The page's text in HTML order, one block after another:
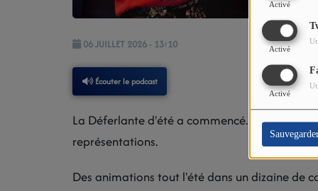
Activé
Activé
Activé
06 JUILLET 2026 - 13:10
Écouter le podcast
La Déferlante d'été a commencé... avec cette
représentations.
Des animations tout l'été dans un dizaine de